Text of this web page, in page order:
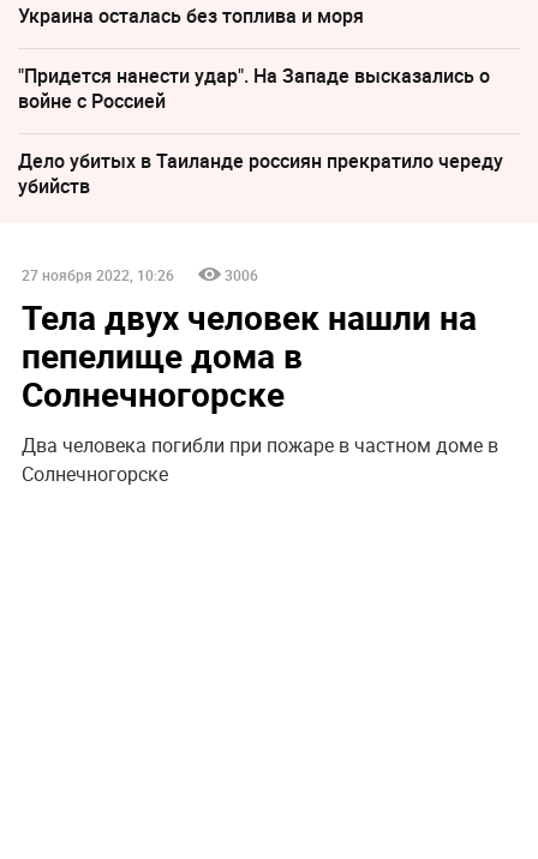
Украина осталась без топлива и моря
"Придется нанести удар". На Западе высказались о
войне с Россией
Дело убитых в Таиланде россиян прекратило череду
убийств
27 ноября 2022, 10:26 3006
Тела двух человек нашли на
пепелище дома в
Солнечногорске
Два человека погибли при пожаре в частном доме в
Солнечногорске